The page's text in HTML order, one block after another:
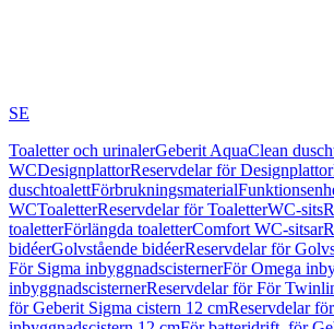
SE
Toaletter och urinalerGeberit AquaClean
WCDesignplattorReservdelar för Designplattor
duschtoalettFörbrukningsmaterial
WCToaletterReservdelar för ToaletterWC-sits
toaletterFörlängda toaletterComfort WC-sitsar
bidéerGolvstående bidéerReservdelar för
För Sigma inbyggnadscisternerFör Omega
inbyggnadscisternerReservdelar för För
för Geberit Sigma cistern 12 cmReservdelar